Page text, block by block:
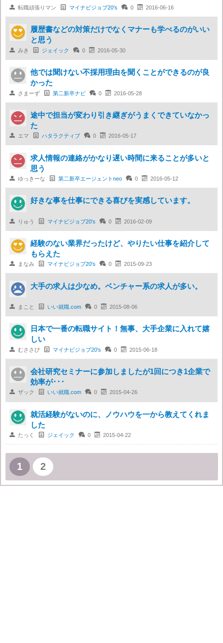
転職頑張りマン  マイナビジョブ20's  0 2016-06-16
履歴書などの対策だけでなくマナーも学べるのがいい
と思う
 みき  ジェイック  0 2016-05-30
他では聞けない不採用理由を聞くことができるのが良
かった
 さまーず  第二新卒ナビ  0 2016-05-28
途中で担当が変わり引き継ぎがうまくできていなかっ
た
 エマ  ハタラクティブ  0 2016-05-17
求人情報の連絡がかなり遅い時間に来ることが多いと
思う
ゆっきーな  第二新卒エージェントneo  0 2016-05-12
好きな事を仕事にできる喜びを実感しています。
 りゅう  マイナビジョブ20's  0 2016-02-09
経験のない業界だったけど、やりたい仕事を紹介して
もらえた
 まなみ  マイナビジョブ20's  0 2015-09-23
大手の求人は少なめ。ベンチャー系の求人が多い。
 まこと  いい就職.com  0 2015-08-06
日本で一番の転職サイト！無事、大手企業に入れて嬉
しい
むささび  マイナビジョブ20's  0 2015-06-18
会社研究セミナーに参加しましたが1回につき1企業で
効率が･･･
ザック  いい就職.com  0 2015-04-26
就活経験がないのに、ノウハウを一から教えてくれま
した
 たっく  ジェイック  0 2015-04-22
1 2